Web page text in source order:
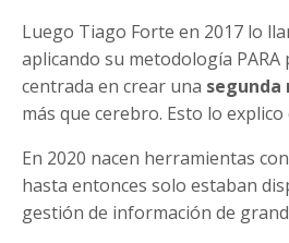
Luego Tiago Forte en 2017 lo
aplicando su metodología PARA
centrada en crear una
más que cerebro. Esto lo
En 2020 nacen herramientas
hasta entonces solo estaban
gestión de información de